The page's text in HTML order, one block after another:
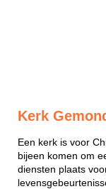
Kerk
Een kerk is voor
bijeen komen om
diensten plaats